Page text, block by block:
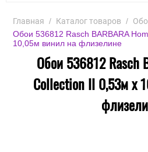
Главная / Каталог товаров /
Обои 536812 Rasch BARBARA
10,05м винил на флизелине
Обои 536812 Rasch
Collection II 0,53м x